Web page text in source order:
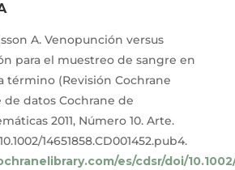
A. Venopunción versus
para el muestreo de sangre en
término (Revisión Cochrane
de datos Cochrane de
2011, Número 10. Arte.
14651858.CD001452.pub4.
es/cdsr/doi/